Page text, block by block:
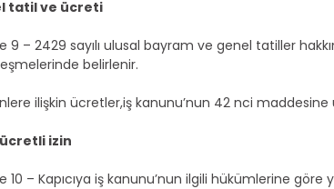
tatil ve ücreti
9 – 2429 sayılı ulusal bayram ve genel tatiller
belirlenir.
ilişkin ücretler,iş kanunu’nun 42 nci
ücretli izin
10 – Kapıcıya iş kanunu’nun ilgili hükümlerine göre